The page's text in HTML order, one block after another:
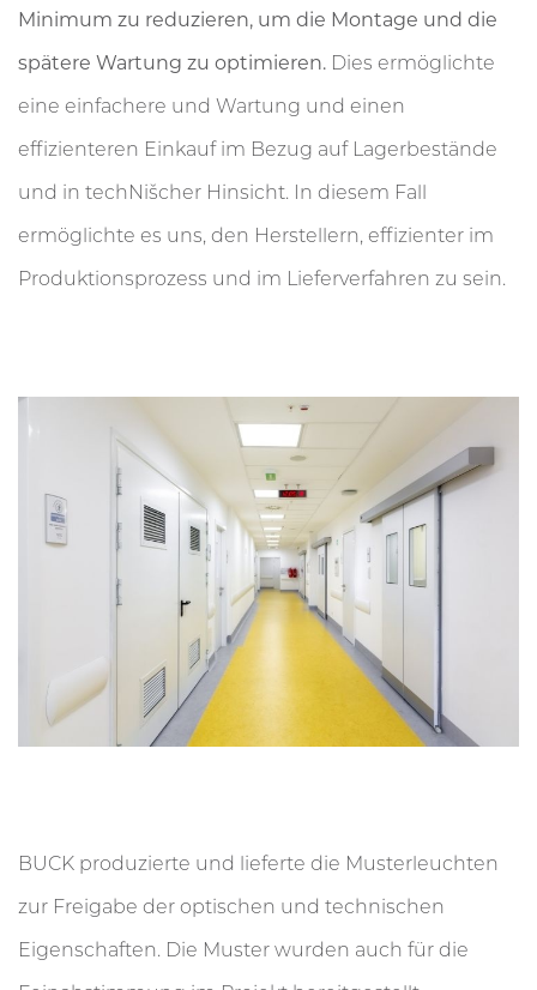
Minimum zu reduzieren, um die Montage und die
spätere Wartung zu optimieren. Dies ermöglichte
eine einfachere und Wartung und einen
effizienteren Einkauf im Bezug auf Lagerbestände
und in techNišcher Hinsicht. In diesem Fall
ermöglichte es uns, den Herstellern, effizienter im
Produktionsprozess und im Lieferverfahren zu sein.
BUCK produzierte und lieferte die Musterleuchten
zur Freigabe der optischen und technischen
Eigenschaften. Die Muster wurden auch für die